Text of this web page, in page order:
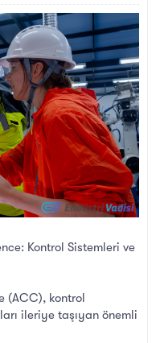
Kontrol Sistemleri ve
(ACC), kontrol
ileriye taşıyan önemli